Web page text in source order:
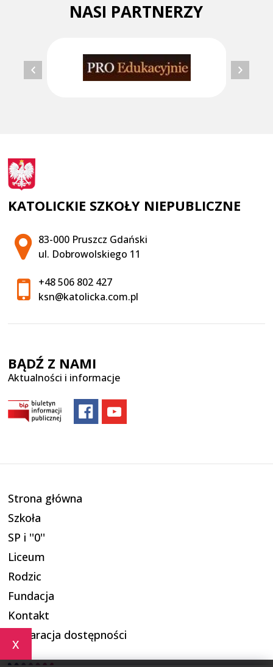
x
NASI PARTNERZY
KATOLICKIE SZKOŁY NIEPUBLICZNE
Adres pocztowy:
83-000 Pruszcz Gdański
ul. Dobrowolskiego 11
+48 506 802 427
ksn@katolicka.com.pl
BĄDŹ Z NAMI
Aktualności i informacje
Strona główna
Szkoła
SP i ''0''
Liceum
Rodzic
Fundacja
Kontakt
Deklaracja dostępności